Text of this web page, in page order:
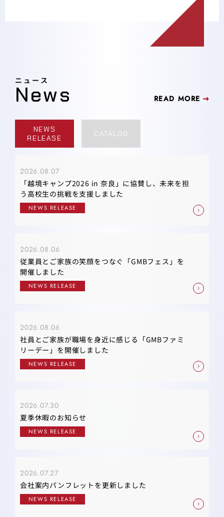
ニュース
News READ MORE
NEWS
RELEASE
CATALOG
2026.08.07
「越境キャンプ2026 in 奈良」に協賛し、未来を担
う高校生の挑戦を支援しました
NEWS RELEASE
2026.08.06
従業員とご家族の笑顔をつなぐ「GMBフェス」を
開催しました
NEWS RELEASE
2026.08.06
社員とご家族が職場を身近に感じる「GMBファミ
リーデー」を開催しました
NEWS RELEASE
2026.07.30
夏季休暇のお知らせ
NEWS RELEASE
2026.07.27
会社案内パンフレットを更新しました
NEWS RELEASE